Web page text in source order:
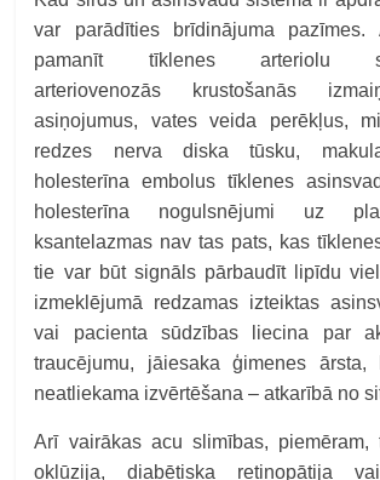
var parādīties brīdinājuma
pamanīt tīklenes arteriolu
arteriovenozās krustošanās
asiņojumus, vates veida perēkļus,
redzes nerva diska tūsku,
holesterīna embolus tīklenes
holesterīna nogulsnējumi uz
ksantelazmas nav tas pats, kas
tie var būt signāls pārbaudīt lipīdu
izmeklējumā redzamas izteiktas
vai pacienta sūdzības liecina par
traucējumu, jāiesaka ģimenes ārsta,
neatliekama izvērtēšana – atkarībā no
Arī vairākas acu slimības, piemēram,
oklūzija, diabētiska retinopātija